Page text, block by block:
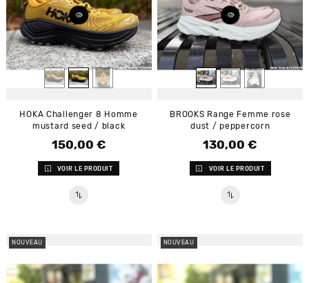
HOKA Challenger 8 Homme
mustard seed / black
Prix
150,00 €
VOIR LE PRODUIT
BROOKS Range Femme rose
dust / peppercorn
Prix
130,00 €
VOIR LE PRODUIT
NOUVEAU NOUVEAU